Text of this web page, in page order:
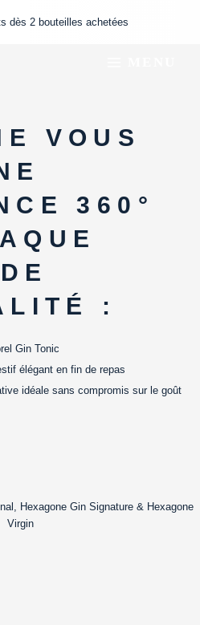
dès 2 bouteilles achetées
VOUS
360°
DE
:
Gin Tonic
élégant en fin de repas
idéale sans compromis sur le goût